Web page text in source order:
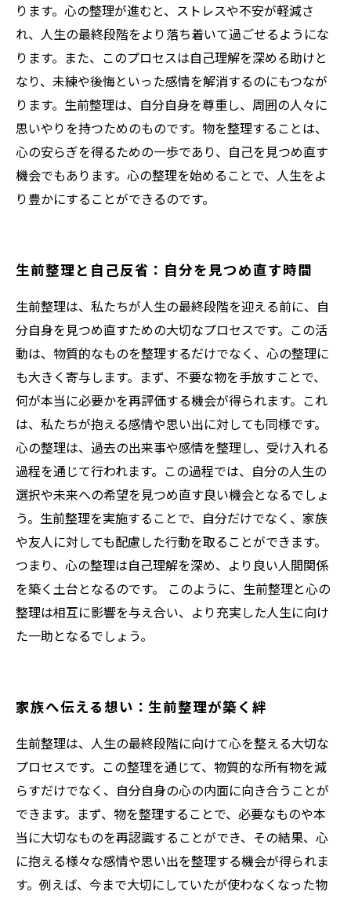
ります。心の整理が進むと、ストレスや不安が軽減さ
れ、人生の最終段階をより落ち着いて過ごせるようにな
ります。また、このプロセスは自己理解を深める助けと
なり、未練や後悔といった感情を解消するのにもつなが
ります。生前整理は、自分自身を尊重し、周囲の人々に
思いやりを持つためのものです。物を整理することは、
心の安らぎを得るための一歩であり、自己を見つめ直す
機会でもあります。心の整理を始めることで、人生をよ
り豊かにすることができるのです。
生前整理と自己反省：自分を見つめ直す時間
生前整理は、私たちが人生の最終段階を迎える前に、自
分自身を見つめ直すための大切なプロセスです。この活
動は、物質的なものを整理するだけでなく、心の整理に
も大きく寄与します。まず、不要な物を手放すことで、
何が本当に必要かを再評価する機会が得られます。これ
は、私たちが抱える感情や思い出に対しても同様です。
心の整理は、過去の出来事や感情を整理し、受け入れる
過程を通じて行われます。この過程では、自分の人生の
選択や未来への希望を見つめ直す良い機会となるでしょ
う。生前整理を実施することで、自分だけでなく、家族
や友人に対しても配慮した行動を取ることができます。
つまり、心の整理は自己理解を深め、より良い人間関係
を築く土台となるのです。 このように、生前整理と心の
整理は相互に影響を与え合い、より充実した人生に向け
た一助となるでしょう。
家族へ伝える想い：生前整理が築く絆
生前整理は、人生の最終段階に向けて心を整える大切な
プロセスです。この整理を通じて、物質的な所有物を減
らすだけでなく、自分自身の心の内面に向き合うことが
できます。まず、物を整理することで、必要なものや本
当に大切なものを再認識することができ、その結果、心
に抱える様々な感情や思い出を整理する機会が得られま
す。例えば、今まで大切にしていたが使わなくなった物